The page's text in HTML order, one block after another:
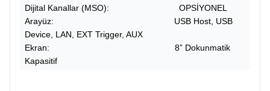
Dijital Kanallar (MSO): OPSİYONEL
Arayüz: USB Host, USB
Device, LAN, EXT Trigger, AUX
Ekran: 8” Dokunmatik
Kapasitif